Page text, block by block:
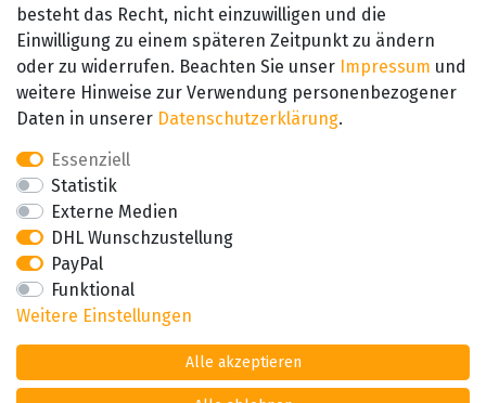
SEHR GUT
4.89 / 5
aus 657 Bewertungen
bei: amazon.de,
amazon.fr, amazon.it
besteht das Recht, nicht einzuwilligen und die
Einwilligung zu einem späteren Zeitpunkt zu ändern
oder zu widerrufen. Beachten Sie unser Impressum und
weitere Hinweise zur Verwendung personenbezogener
Daten in unserer Daten­schutz­erklärung.
Essenziell
Statistik
Externe Medien
DHL Wunschzustellung
PayPal
Funktional
Weitere Einstellungen
Alle akzeptieren